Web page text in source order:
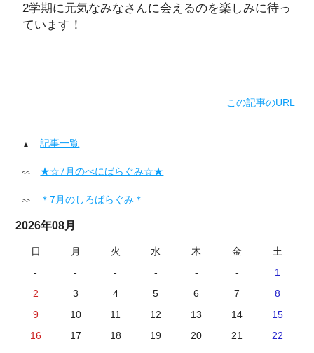
2学期に元気なみなさんに会えるのを楽しみに待っ
ています！
この記事のURL
記事一覧
★☆7月のべにばらぐみ☆★
＊7月のしろばらぐみ＊
2026年08月
日 月 火 水 木 金
土
-
- - - - -
1
2
3 4 5 6 7
8
9
10 11 12 13 14
15
16
17 18 19 20 21
22